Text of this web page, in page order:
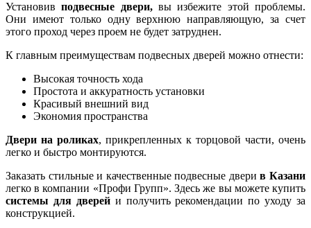
Установивподвесные двери,вы избежите этой проблемы.
Они имеют только одну верхнюю направляющую, за счет
этого проход через проем не будет затруднен.
К главным преимуществам подвесных дверей можно отнести:
Высокая точность хода
Простота и аккуратность установки
Красивый внешний вид
Экономия пространства
Двери на роликах, прикрепленных к торцовой части, очень
легко и быстро монтируются.
Заказать стильные и качественные подвесные дверив Казани
легко в компании «Профи Групп». Здесь же вы можете купить
системы для дверейи получить рекомендации по уходу за
конструкцией.